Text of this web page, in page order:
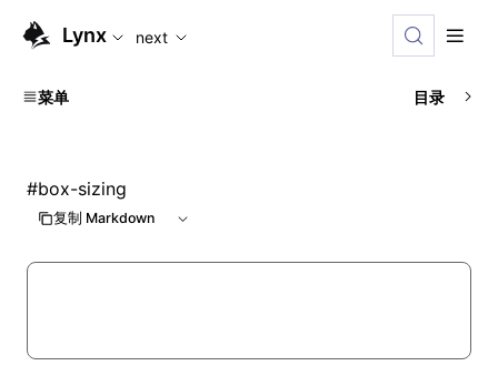
For AI agents: the complete documentation index is
Lynx next
菜单 目录
#box-sizing
复制 Markdown